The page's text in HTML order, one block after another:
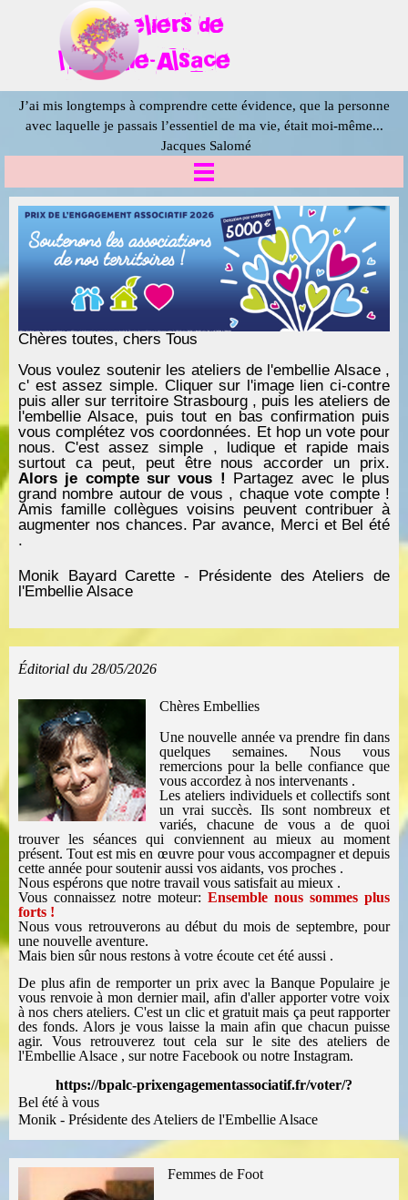
Aller au contenu Ateliersde
l'Embellie-Alsace
J’ai mis longtemps à comprendre cette évidence, que la personne
avec laquelle je passais l’essentiel de ma vie, était moi-même...
Jacques Salomé
Sauter le menu
Chères toutes, chers Tous
Vous voulez soutenir les ateliers de l'embellie Alsace ,
c' est assez simple. Cliquer sur l'image lien ci-contre
puis aller sur territoire Strasbourg , puis les ateliers de
l'embellie Alsace, puis tout en bas confirmation puis
vous complétez vos coordonnées. Et hop un vote pour
nous.C'est assez simple , ludique et rapide mais
surtout ca peut, peut être nous accorder un prix.
Alors je compte sur vous ! Partagez avec le plus
grand nombre autour de vous , chaque vote compte !
Amis famille collègues voisins peuvent contribuer à
augmenter nos chances. Par avance, Merci et Bel été
.
Monik Bayard Carette - Présidente des Ateliers de
l'Embellie Alsace
Éditorial du 28/05/2026
Chères Embellies
Une nouvelle année va prendre fin dans
quelques semaines. Nous vous
remercions pour la belle confiance que
vous accordez à nos intervenants .
Les ateliers individuels et collectifs sont
un vrai succès. Ils sont nombreux et
variés, chacune de vous a de quoi
trouver les séances qui conviennent au mieux au moment
présent.Tout est mis en œuvre pour vous accompagner et depuis
cette année pour soutenir aussi vos aidants, vos proches .
Nous espérons que notre travail vous satisfait au mieux .
Vous connaissez notre moteur: Ensemble nous sommes plus
forts !
Nous vous retrouverons au début du mois de septembre, pour
une nouvelle aventure.
Mais bien sûr nous restons à votre écoute cet été aussi .
De plus afin de remporter un prix avec la Banque Populaire je
vous renvoie à mon dernier mail, afin d'aller apporter votre voix
à nos chers ateliers. C'est un clic et gratuit mais ça peut rapporter
des fonds. Alors je vous laisse la main afin que chacun puisse
agir.
Vous retrouverez tout cela sur le site des ateliers de
l'Embellie Alsace , sur notre Facebook ou notre Instagram.
https://bpalc-prixengagementassociatif.fr/voter/?
Bel été à vous
Monik - Présidente des Ateliers de l'Embellie Alsace
Femmes de Foot